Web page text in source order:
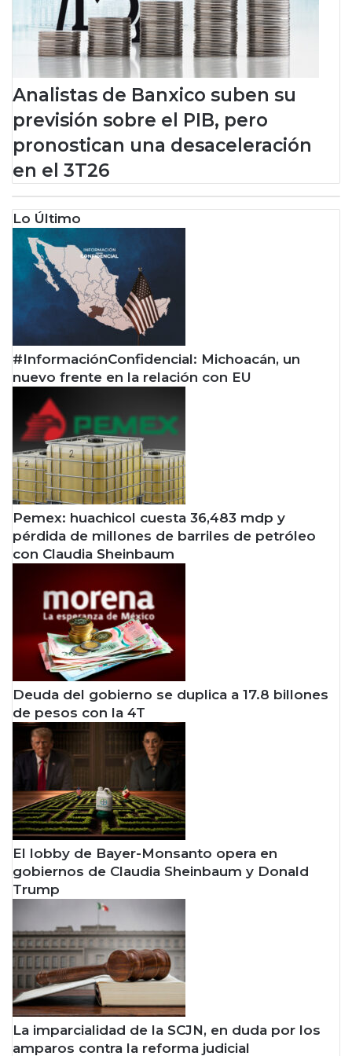
n
o
e
á
d
v
d
Analistas de Banxico suben su
previsión sobre el PIB, pero
pronostican una desaceleración
en el 3T26
Lo Último
#InformaciónConfidencial: Michoacán, un
nuevo frente en la relación con EU
Pemex: huachicol cuesta 36,483 mdp y
pérdida de millones de barriles de petróleo
con Claudia Sheinbaum
Deuda del gobierno se duplica a 17.8 billones
de pesos con la 4T
El lobby de Bayer-Monsanto opera en
gobiernos de Claudia Sheinbaum y Donald
Trump
La imparcialidad de la SCJN, en duda por los
amparos contra la reforma judicial